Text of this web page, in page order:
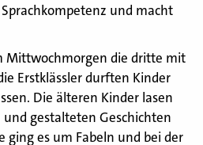
und macht
Mittwochmorgen die dritte mit
Erstklässler durften Kinder
Die älteren Kinder lasen
gestalteten Geschichten
ging es um Fabeln und bei der